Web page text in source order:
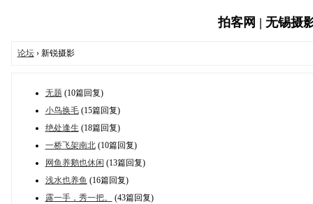
拍客网 | 无锡摄
论坛› 新锐摄影
无题 (10篇回复)
小鸟换毛(15篇回复)
绝处逢生 (18篇回复)
一桥飞架南北(10篇回复)
网鱼养鹅也休闲 (13篇回复)
浅水也养鱼 (16篇回复)
露一手，秀一把。
(43篇回复)